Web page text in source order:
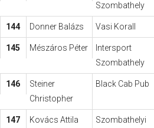
Szombathely
144 Donner Balázs Vasi Korall
145 Mészáros Péter
Intersport
Szombathely
146
Steiner
Christopher
Black Cab Pub
147 Kovács Attila
Szombathelyi